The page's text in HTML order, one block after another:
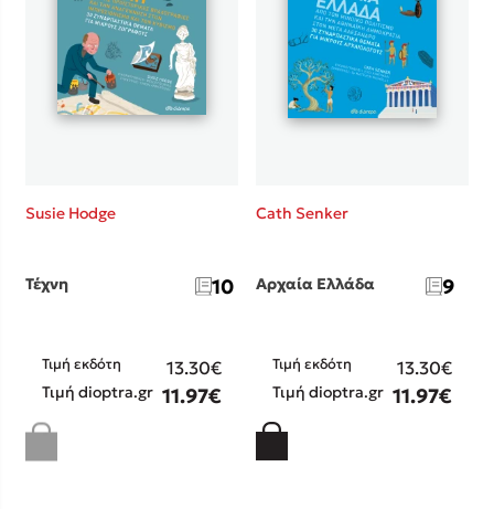
Πάνω, κάτω, μπροστά, πίσω
Δημοφιλείς Συγγραφείς
Φυστίκι ΠουΚυλάει
Susie Hodge
Τέχνη 10
Τιμή εκδότη 13.30€
Τιμή dioptra.gr 11.97€
Cath Senker
Αρχαία Ελλάδα 9
Τιμή εκδότη 13.30€
Τιμή dioptra.gr 11.97€